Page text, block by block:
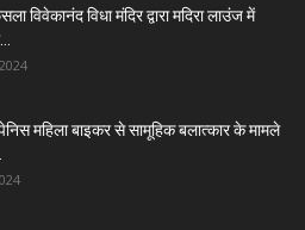
विवेकानंद विधा मंदिर द्वारा मदिरा लाउंज में
महिला बाइकर से सामूहिक बलात्कार के मामले